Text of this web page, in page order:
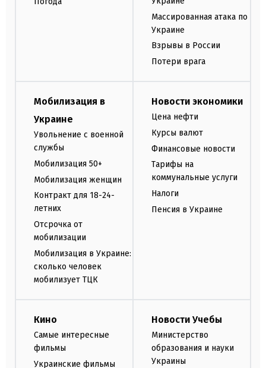
Массированная атака по
Украине
Взрывы в России
Потери врага
Мобилизация в
Украине
Увольнение с военной
службы
Мобилизация 50+
Мобилизация женщин
Контракт для 18-24-
летних
Отсрочка от
мобилизации
Мобилизация в Украине:
сколько человек
мобилизует ТЦК
Новости экономики
Цена нефти
Курсы валют
Финансовые новости
Тарифы на
коммунальные услуги
Налоги
Пенсия в Украине
Кино
Самые интересные
фильмы
Украинские фильмы
Новости Учебы
Министерство
образования и науки
Украины